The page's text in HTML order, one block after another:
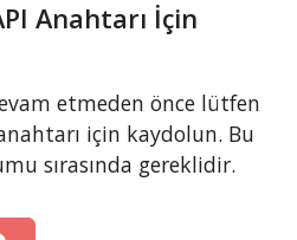
Anahtarı İçin
etmeden önce lütfen
için kaydolun. Bu
sırasında gereklidir.